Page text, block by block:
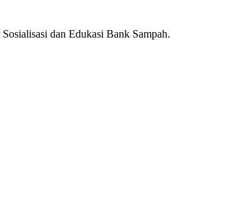
dan Edukasi Bank Sampah.